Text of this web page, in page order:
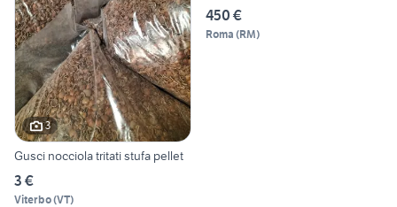
3
Gusci nocciola tritati stufa pellet
3 €
Viterbo(VT)
450 €
Roma (RM)